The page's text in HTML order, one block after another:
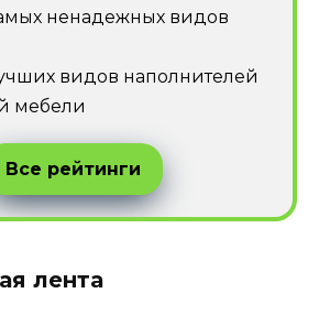
ненадежных видов
видов наполнителей
мебели
Все рейтинги
лента